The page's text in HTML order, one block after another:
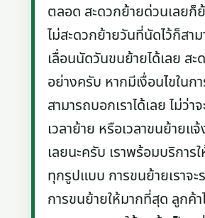
ตลอด สะดวกย้ายด่วนเลยก็
ไม่สะดวกย้ายวันที่นัดไว้ก็สาม
เลื่อนนัดวันขนย้ายได้เลย ส
อย่างครับ หากมีเงื่อนไขในก
สามารถบอกเราได้เลย ไม่ว่า
เวลาย้าย หรือเวลาขนย้ายแจ้
เลยนะครับ เราพร้อมบริการ
ทุกรูปแบบ การขนย้ายเราจะ
การขนย้ายให้มากที่สุด ลูกค้